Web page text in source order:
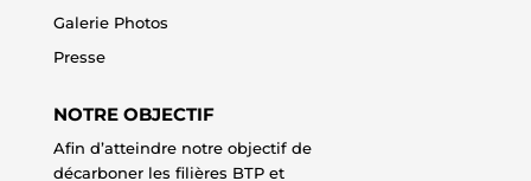
Galerie Photos
Presse
NOTRE OBJECTIF
Afin d’atteindre notre objectif de
décarboner les filières BTP et